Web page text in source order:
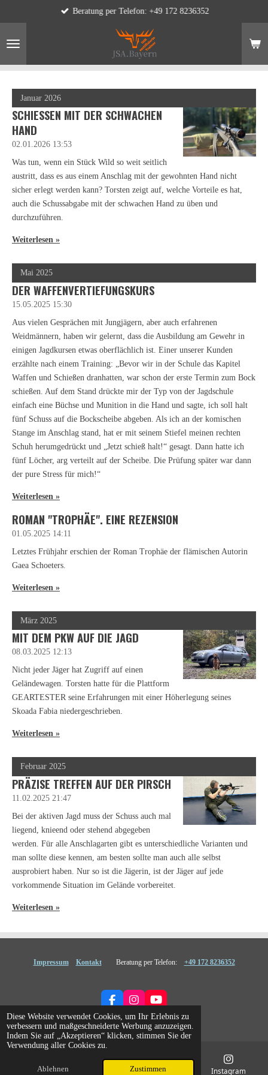
Diese Website verwendet Cookies, um Ihr Erlebnis zu
verbessern und maßgeschneiderte Werbung anzuzeigen.
Indem Sie auf „Akzeptieren“ klicken, stimmen Sie der
Verwendung aller Cookies zu.
Ablehnen Zustimmen
Hauptinhalt
springen
Beratung per Telefon: +49 172 8236352
Januar 2026
SCHIESSEN MIT DER SCHWACHEN H
AND
02.01.2026 13:53
Was tun, wenn ein Stück Wild so weit seitlich
austritt, dass es aus einem Anschlag mit der gewohnten Hand nicht
sicher erlegt werden kann? Torsten zeigt auf, welche Vorteile es hat,
auch die Schussabgabe mit der schwachen Hand zu üben und
durchzuführen.
Weiterlesen »
Mai 2025
DER WAFFENVERTIEFUNGSKURS
15.05.2025 15:30
Aus vielen Gesprächen mit Jungjägern, aber auch erfahrenen
Weidmännern, haben wir gelernt, dass die Ausbildung am Gewehr in
einigen Jagdkursen etwas oberflächlich ist. Einer unserer Kunden
erzählte nach einem Training: „Bevor wir in der Schule das Kapitel
Waffen und Schießen dranhatten, war schon der erste Termin zum Bock
schießen. Auf dem Stand drückte mir der Typ von der Jagdschule
einfach eine Büchse und Munition in die Hand und sagte, ich soll halt
fünf Schuss auf die Bockscheibe abgeben. Als ich an der komischen
Stange im Anschlag stand, hat er mit seinem Stiefel meinen rechten
Schuh herumgedrückt und „Jetzt schieß halt!“ gesagt. Dann hatte ich
fünf Löcher, arg verteilt auf der Scheibe. Die Prüfung später war dann
der pure Stress für mich!“
Weiterlesen »
ROMAN "TROPHÄE". EINE REZENSION
01.05.2025 14:11
Letztes Frühjahr erschien der Roman Trophäe der flämischen Autorin
Gaea Schoeters.
Weiterlesen »
März 2025
MIT DEM PKW AUF DIE JAGD
08.03.2025 12:13
Nicht jeder Jäger hat Zugriff auf einen
Geländewagen. Torsten hatte für die Plattform
GEARTESTER seine Erfahrungen mit einer Höherlegung seines
Skoada Fabia niedergeschrieben.
Weiterlesen »
Februar 2025
PRÄZISE TREFFEN AUF DER PIRSCH
11.02.2025 21:47
Bei der aktiven Jagd muss der Schuss auch mal
liegend, knieend oder stehend abgegeben
werden. Für alle Anschlagarten gibt es unterschiedliche Varianten und
man sollte diese kennen, am besten sollte man auch alle selbst
ausprobiert haben. Nur so ist die Jägerin, ist der Jäger auf jede
vorkommende Situation im Gelände vorbereitet.
Weiterlesen »
Impressum KontaktBeratung per Telefon: +49 172 8236352
F
a
c
e
o
I
n
s
r
a
Y
o
u
T
e
© 2024 - 2026 JSA.Bayern
E-Mail Karte Instagram